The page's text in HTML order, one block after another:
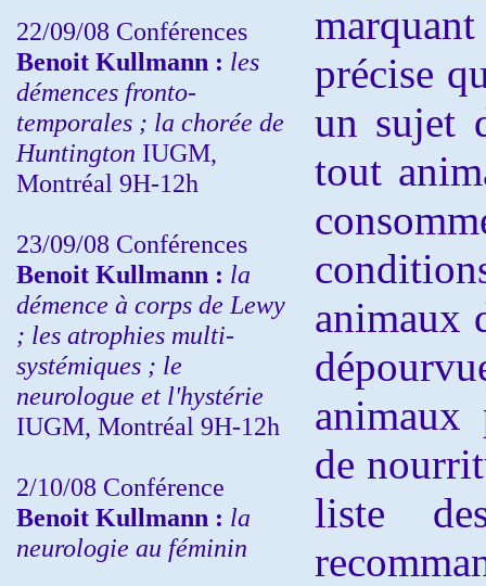
22/09/08 Conférences
Benoit Kullmann : les
démences fronto-
temporales ; la chorée de
Huntington IUGM,
Montréal 9H-12h
23/09/08 Conférences
Benoit Kullmann : la
démence à corps de Lewy
; les atrophies multi-
systémiques ; le
neurologue et l'hystérie
IUGM, Montréal 9H-12h
2/10/08 Conférence
Benoit Kullmann : la
neurologie au féminin
précise
un sujet
tout
animaux
animaux
de
liste